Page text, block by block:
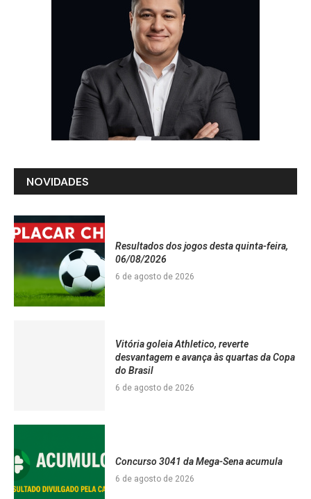
NOVIDADES
Resultados dos jogos desta quinta-feira,
06/08/2026
6 de agosto de 2026
Vitória goleia Athletico, reverte
desvantagem e avança às quartas da Copa
do Brasil
6 de agosto de 2026
Concurso 3041 da Mega-Sena acumula
6 de agosto de 2026